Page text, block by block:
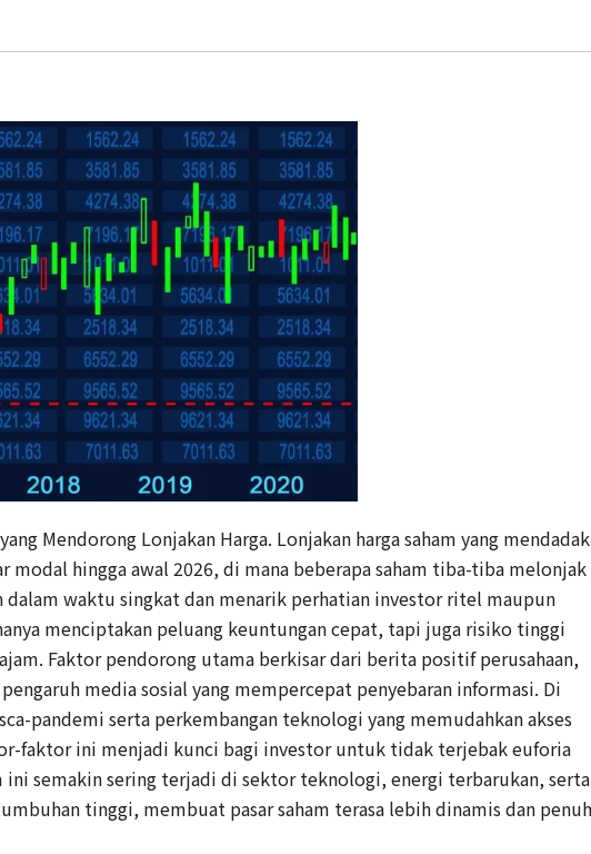
Mendorong Lonjakan Harga. Lonjakan harga saham yang mendadak
modal hingga awal 2026, di mana beberapa saham tiba-tiba melonjak
dalam waktu singkat dan menarik perhatian investor ritel maupun
menciptakan peluang keuntungan cepat, tapi juga risiko tinggi
Faktor pendorong utama berkisar dari berita positif perusahaan,
media sosial yang mempercepat penyebaran informasi. Di
pandemi serta perkembangan teknologi yang memudahkan akses
faktor ini menjadi kunci bagi investor untuk tidak terjebak euforia
ini semakin sering terjadi di sektor teknologi, energi terbarukan, serta
tinggi, membuat pasar saham terasa lebih dinamis dan penuh